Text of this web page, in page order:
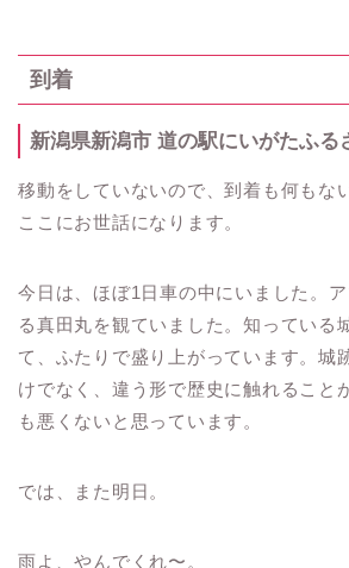
到着
新潟県新潟市 道の駅にいがたふる
移動をしていないので、到着も何もな
ここにお世話になります。
今日は、ほぼ1日車の中にいました。
る真田丸を観ていました。知っている
て、ふたりで盛り上がっています。城
けでなく、違う形で歴史に触れること
も悪くないと思っています。
では、また明日。
雨よ、やんでくれ〜。